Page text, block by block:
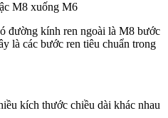
M8 xuống M6
đường kính ren ngoài là M8 bước
là các bước ren tiêu chuẩn trong
kích thước chiều dài khác nhau